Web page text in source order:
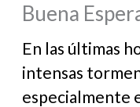
Buena
En las últimas
intensas
especialmente